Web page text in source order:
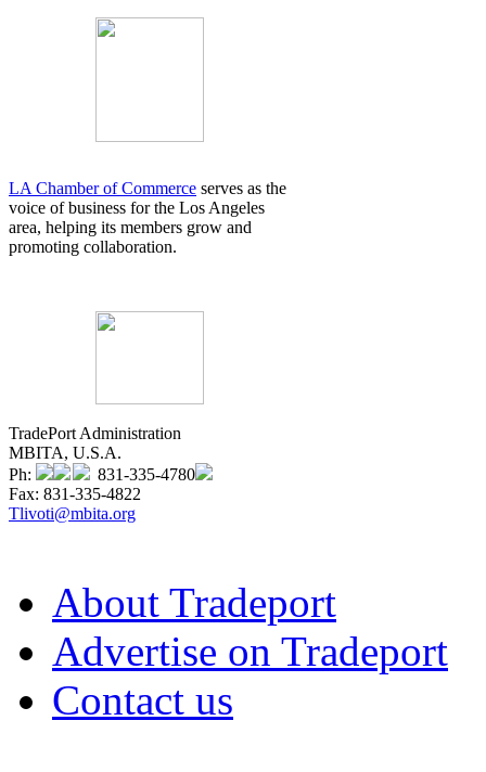
LA Chamber of Commerce serves as the
voice of business for the Los Angeles
area, helping its members grow and
promoting collaboration.
TradePort Administration
MBITA, U.S.A.
Ph:
831-335-4780
Fax: 831-335-4822
Tlivoti@mbita.org
About Tradeport
Advertise on Tradeport
Contact us